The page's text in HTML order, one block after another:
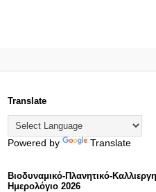
Translate
Powered by Translate
Βιοδυναμικό-Πλανητικό-
Ημερολόγιο 2026